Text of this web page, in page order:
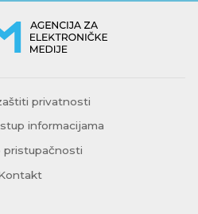
privatnosti
informacijama
pristupačnosti